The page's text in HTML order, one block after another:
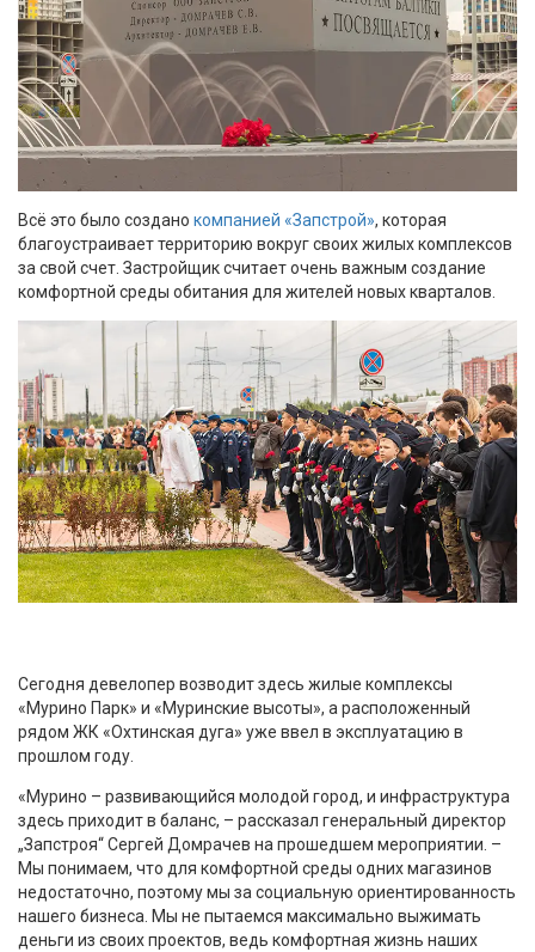
Всё это было создано компанией «Запстрой», которая
благоустраивает территорию вокруг своих жилых комплексов
за свой счет. Застройщик считает очень важным создание
комфортной среды обитания для жителей новых кварталов.
Сегодня девелопер возводит здесь жилые комплексы
«Мурино Парк» и «Муринские высоты», а расположенный
рядом ЖК «Охтинская дуга» уже ввел в эксплуатацию в
прошлом году.
«Мурино – развивающийся молодой город, и инфраструктура
здесь приходит в баланс, – рассказал генеральный директор
„Запстроя“ Сергей Домрачев на прошедшем мероприятии. –
Мы понимаем, что для комфортной среды одних магазинов
недостаточно, поэтому мы за социальную ориентированность
нашего бизнеса. Мы не пытаемся максимально выжимать
деньги из своих проектов, ведь комфортная жизнь наших